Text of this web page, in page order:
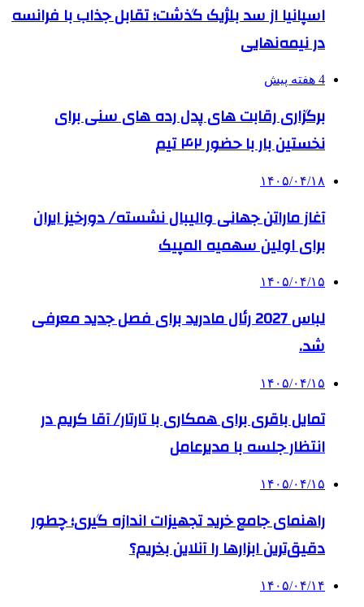
اسپانیا از سد بلژیک گذشت؛ تقابل جذاب با فرانسه
در نیمه‌نهایی
4 هفته پیش
برگزاری رقابت های پدل رده های سنی برای
نخستین بار با حضور ۴۲ تیم
۱۴۰۵/۰۴/۱۸
آغاز ماراتن جهانی والیبال نشسته/ دورخیز ایران
برای اولین سهمیه المپیک
۱۴۰۵/۰۴/۱۵
لباس 2027 رئال مادرید برای فصل جدید معرفی
شد.
۱۴۰۵/۰۴/۱۵
تمایل باقری برای همکاری با تارتار/ آقا کریم در
انتظار جلسه با مدیرعامل
۱۴۰۵/۰۴/۱۵
راهنمای جامع خرید تجهیزات اندازه گیری؛ چطور
دقیق‌ترین ابزارها را آنلاین بخریم؟
۱۴۰۵/۰۴/۱۴